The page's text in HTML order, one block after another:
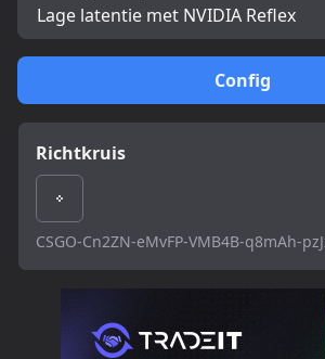
Config
Richtkruis
CSGO-Cn2ZN-eMvFP-VMB4B-q8mAh-
Lage latentie met NVIDIA Reflex